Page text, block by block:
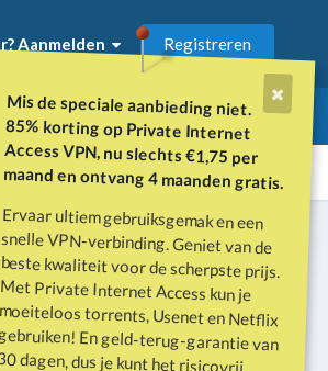
Mis de speciale aanbieding niet.
85% korting op Private Internet
Access VPN, nu slechts €1,75 per
maand en ontvang 4 maanden gratis.
Ervaar ultiem gebruiksgemak en een
snelle VPN-verbinding. Geniet van de
beste kwaliteit voor de scherpste prijs.
Met Private Internet Access kun je
moeiteloos torrents, Usenet en Netflix
gebruiken! En geld-terug-garantie van
30 dagen, dus je kunt het risicovrij
Aanmelden Registreren
Alle activiteit